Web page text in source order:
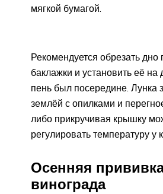
мягкой бумагой.
Рекомендуется обрезать дно
баклажки и установить её
пень был посередине. Лунка
землёй с опилками и
либо прикручивая крышку
регулировать температуру у
Осенняя
винограда